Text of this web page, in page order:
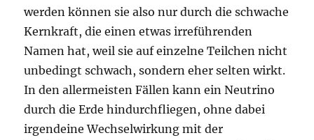
werden können sie also nur durch die schwache
Kernkraft, die einen etwas irreführenden
Namen hat, weil sie auf einzelne Teilchen nicht
unbedingt schwach, sondern eher selten wirkt.
In den allermeisten Fällen kann ein Neutrino
durch die Erde hindurchfliegen, ohne dabei
irgendeine Wechselwirkung mit der